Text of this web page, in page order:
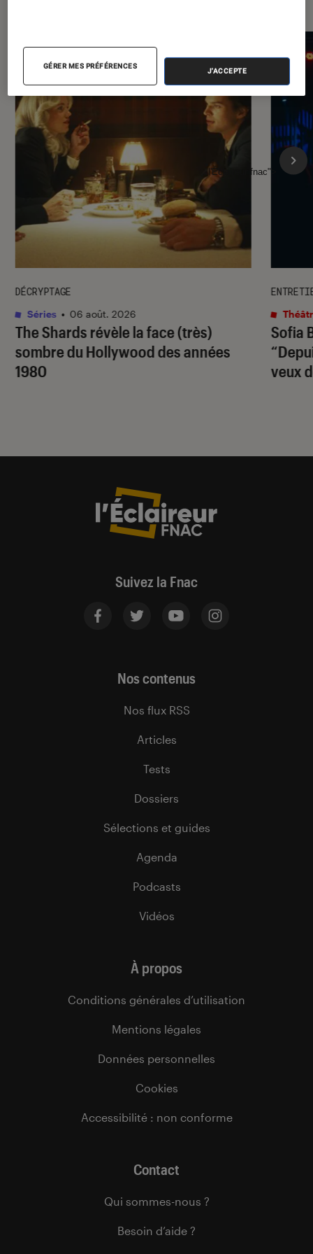
The Shards révèle la face (très)
sombre du Hollywood des années
1980
DÉCRYPTAGE
Séries • 06 août. 2026
Sofia
veux
l'Éclaireur fnac">
Suivez la Fnac
Nos contenus
Nos flux RSS
Articles
Tests
Dossiers
Sélections et guides
Agenda
Podcasts
Vidéos
À propos
Conditions générales d’utilisation
Mentions légales
Données personnelles
Cookies
Accessibilité : non conforme
Contact
Qui sommes-nous ?
Besoin d’aide ?
GÉRER MES PRÉFÉRENCES
J'ACCEPTE